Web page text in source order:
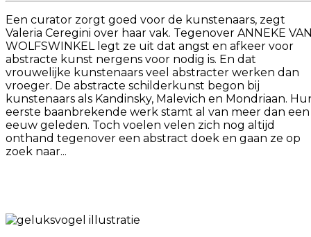
Een curator zorgt goed voor de kunstenaars, zegt
Valeria Ceregini over haar vak. Tegenover ANNEKE
WOLFSWINKEL legt ze uit dat angst en afkeer voor
abstracte kunst nergens voor nodig is. En dat
vrouwelijke kunstenaars veel abstracter werken dan
vroeger. De abstracte schilderkunst begon bij
kunstenaars als Kandinsky, Malevich en Mondriaan.
eerste baanbrekende werk stamt al van meer dan een
eeuw geleden. Toch voelen velen zich nog altijd
onthand tegenover een abstract doek en gaan ze op
zoek naar...